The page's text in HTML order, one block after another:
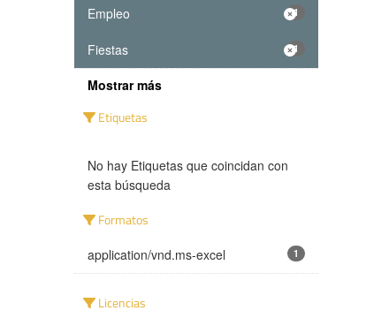
Empleo 1
Fiestas 1
Mostrar más
Etiquetas
No hay Etiquetas que coincidan con
esta búsqueda
Formatos
application/vnd.ms-excel 1
Licencias